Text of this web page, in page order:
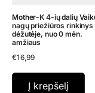
Mother-K 4-ių dalių
nagų priežiūros rinkinys
dėžutėje, nuo 0 mėn.
amžiaus
€16,99
Į krepšelį